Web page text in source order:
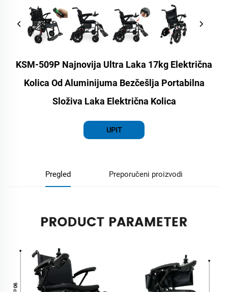
KSM-509P Najnovija Ultra Laka 17kg Električna
Kolica Od Aluminijuma Bezčešlja Portabilna
Složiva Laka Električna Kolica
UPIT
Pregled Preporučeni proizvodi